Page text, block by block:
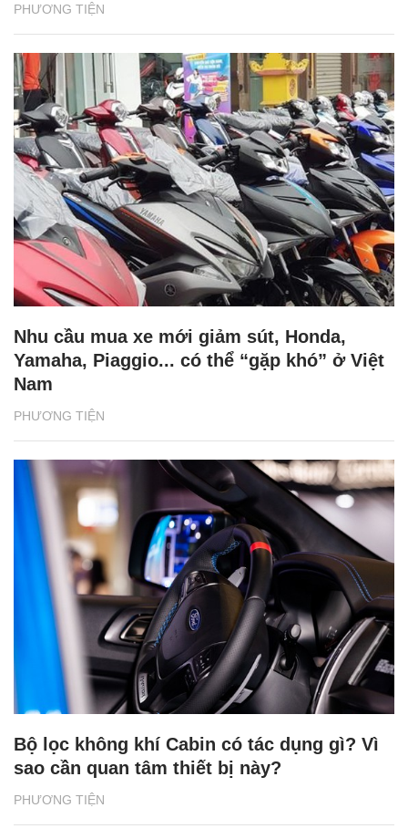
PHƯƠNG TIỆN
PHƯƠNG TIỆN
Nhu cầu mua xe mới giảm sút, Honda,
Yamaha, Piaggio... có thể “gặp khó” ở Việt
Nam
PHƯƠNG TIỆN
Bộ lọc không khí Cabin có tác dụng gì? Vì
sao cần quan tâm thiết bị này?